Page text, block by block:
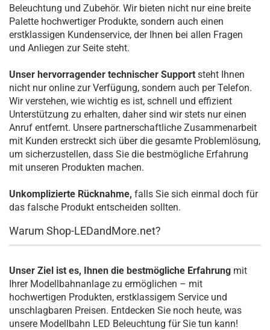
Beleuchtung und Zubehör. Wir bieten nicht nur eine breite
Palette hochwertiger Produkte, sondern auch einen
erstklassigen Kundenservice, der Ihnen bei allen Fragen
und Anliegen zur Seite steht.
Unser hervorragender technischer Support steht Ihnen
nicht nur online zur Verfügung, sondern auch per Telefon.
Wir verstehen, wie wichtig es ist, schnell und effizient
Unterstützung zu erhalten, daher sind wir stets nur einen
Anruf entfernt. Unsere partnerschaftliche Zusammenarbeit
mit Kunden erstreckt sich über die gesamte Problemlösung,
um sicherzustellen, dass Sie die bestmögliche Erfahrung
mit unseren Produkten machen.
Unkomplizierte Rücknahme, falls Sie sich einmal doch für
das falsche Produkt entscheiden sollten.
Warum Shop-LEDandMore.net?
Unser Ziel ist es, Ihnen die bestmögliche Erfahrung mit
Ihrer Modellbahnanlage zu ermöglichen – mit
hochwertigen Produkten, erstklassigem Service und
unschlagbaren Preisen. Entdecken Sie noch heute, was
unsere Modellbahn LED Beleuchtung für Sie tun kann!